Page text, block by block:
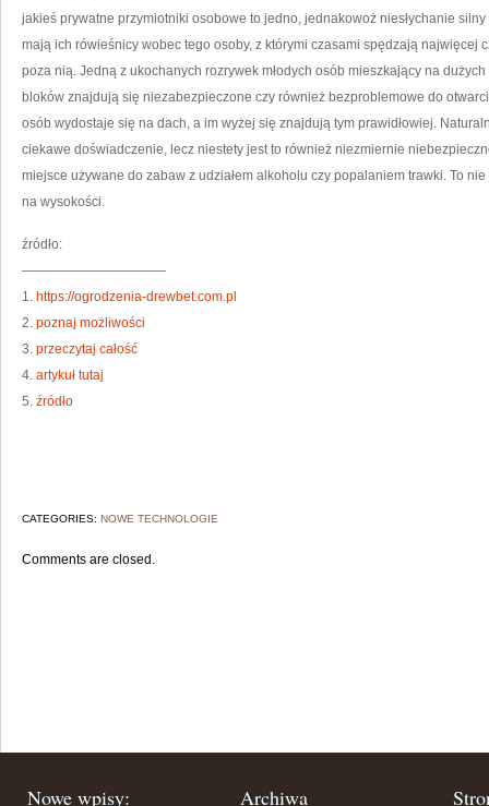
jakieś prywatne przymiotniki osobowe to jedno, jednakowoż niesłychanie
mają ich rówieśnicy wobec tego osoby, z którymi czasami spędzają najwięcej
poza nią. Jedną z ukochanych rozrywek młodych osób mieszkający na
bloków znajdują się niezabezpieczone czy również bezproblemowe do
osób wydostaje się na dach, a im wyżej się znajdują tym prawidłowiej.
ciekawe doświadczenie, lecz niestety jest to również niezmiernie
miejsce używane do zabaw z udziałem alkoholu czy popalaniem trawki. To
na wysokości.
źródło:
———————————
1. https://ogrodzenia-drewbet.com.pl
2. poznaj możliwości
3. przeczytaj całość
4. artykuł tutaj
5. źródło
CATEGORIES: NOWE TECHNOLOGIE
Comments are closed.
Nowe wpisy: Archiwa